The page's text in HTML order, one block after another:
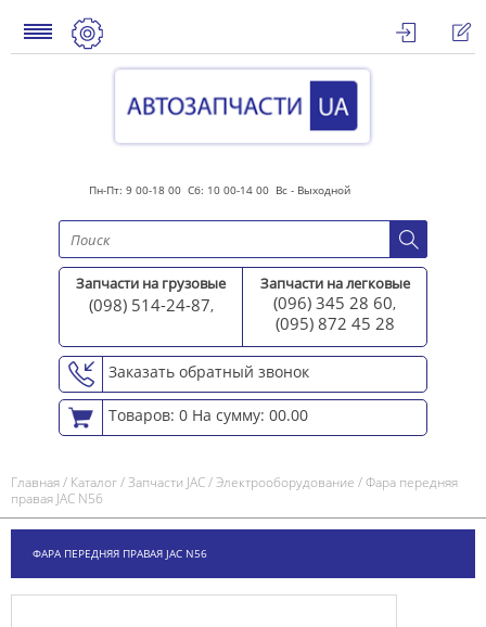
Пн-Пт: 9 00-18 00 Сб: 10 00-14 00 Вс - Выходной
Запчасти на грузовые
(098) 514-24-87,
Запчасти на легковые
(096) 345 28 60,
(095) 872 45 28
Заказать обратный звонок
Товаров: 0 На сумму: 00.00
Главная/ Каталог/Запчасти JAC/Электрооборудование /Фара передняя
правая JAC N56
ФАРА ПЕРЕДНЯЯ ПРАВАЯ JAC N56